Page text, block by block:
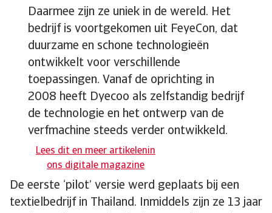
Daarmee zijn ze uniek in de wereld. Het
bedrijf is voortgekomen uit FeyeCon, dat
duurzame en schone technologieën
ontwikkelt voor verschillende
toepassingen. Vanaf de oprichting in
2008 heeft Dyecoo als zelfstandig bedrijf
de technologie en het ontwerp van de
verfmachine steeds verder ontwikkeld.
Lees dit en meer artikelenin
ons digitale magazine
De eerste ‘pilot’ versie werd geplaats bij een
textielbedrijf in Thailand. Inmiddels zijn ze 13 jaar